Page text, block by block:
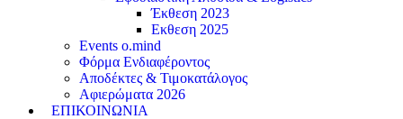
Έκθεση 2023
Εκθεση 2025
Events o.mind
Φόρμα Ενδιαφέροντος
Αποδέκτες & Τιμοκατάλογος
Αφιερώματα 2026
ΕΠΙΚΟΙΝΩΝΙΑ